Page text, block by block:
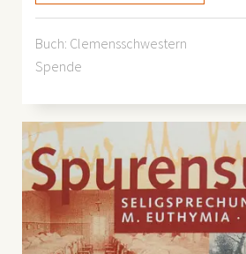
Buch: Clemensschwestern
Spende